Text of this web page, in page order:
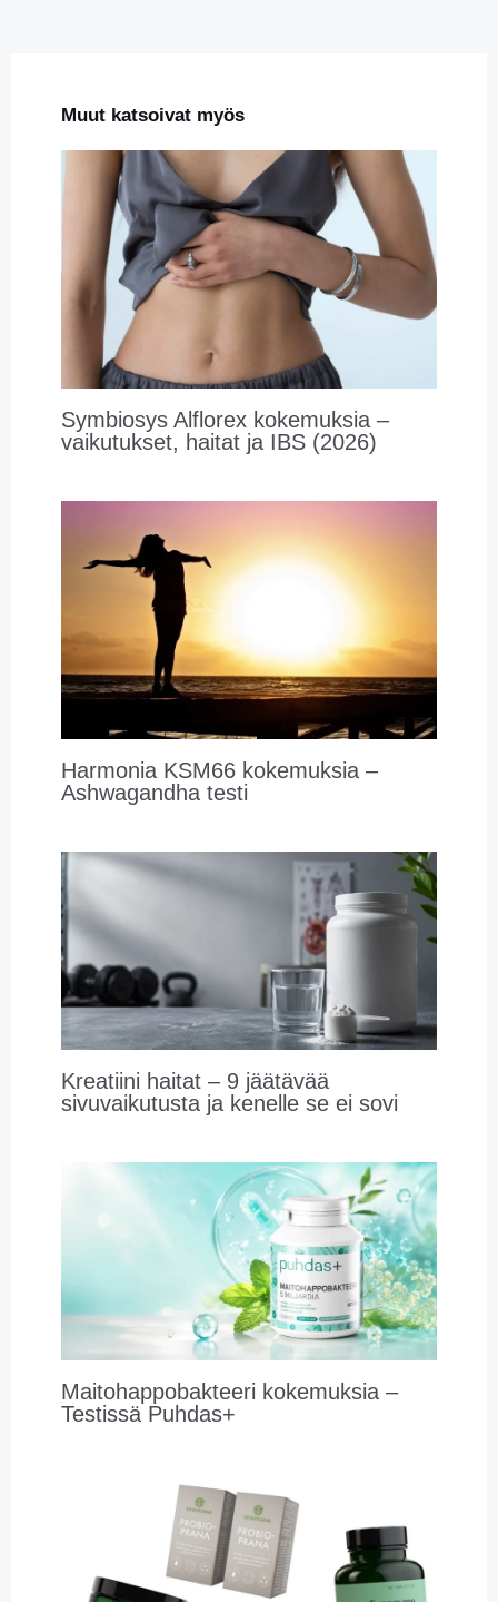
Muut katsoivat myös
Symbiosys Alflorex kokemuksia –
vaikutukset, haitat ja IBS (2026)
Harmonia KSM66 kokemuksia –
Ashwagandha testi
Kreatiini haitat – 9 jäätävää
sivuvaikutusta ja kenelle se ei sovi
Maitohappobakteeri kokemuksia –
Testissä Puhdas+